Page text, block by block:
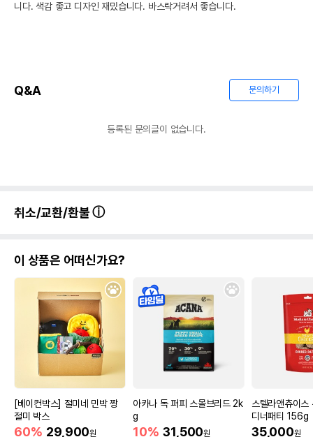
니다. 색감 좋고 디자인 재밌습니다. 바스락거려서 좋습니다.
Q&A 문의하기
등록된 문의글이 없습니다.
취소/교환/환불
이 상품은 어떠신가요?
[베이컨박스] 절미네 민박 짱
절미 박스
60% 29,900원
아카나 독 퍼피 스몰브리드 2k
g
10% 31,500원
스텔라앤츄이스
디너패티 156g
35,000원